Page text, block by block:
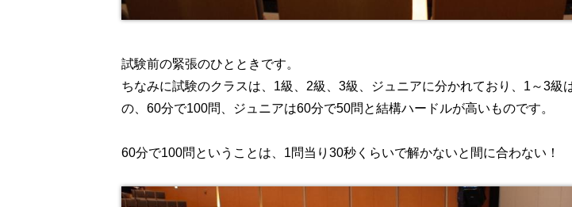
試験前の緊張のひとときです。
ちなみに試験のクラスは、1級、2級、3級、ジュニアに分かれており、1～3級
の、60分で100問、ジュニアは60分で50問と結構ハードルが高いものです。
60分で100問ということは、1問当り30秒くらいで解かないと間に合わない！